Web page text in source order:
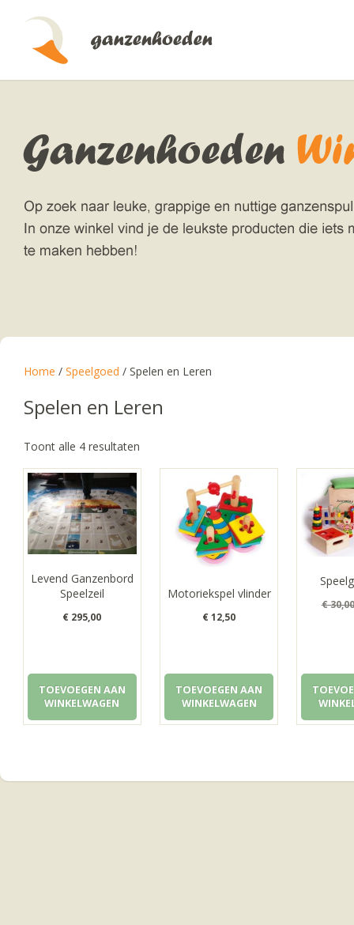
Home / Speelgoed / Spelen en Leren
Spelen en Leren
Toont alle 4 resultaten
op
populariteit
Levend Ganzenbord
Speelzeil
€ 295,00
TOEVOEGEN AAN
WINKELWAGEN
Motoriekspel vlinder
€12,50
TOEVOEGEN AAN
WINKELWAGEN
€30,00